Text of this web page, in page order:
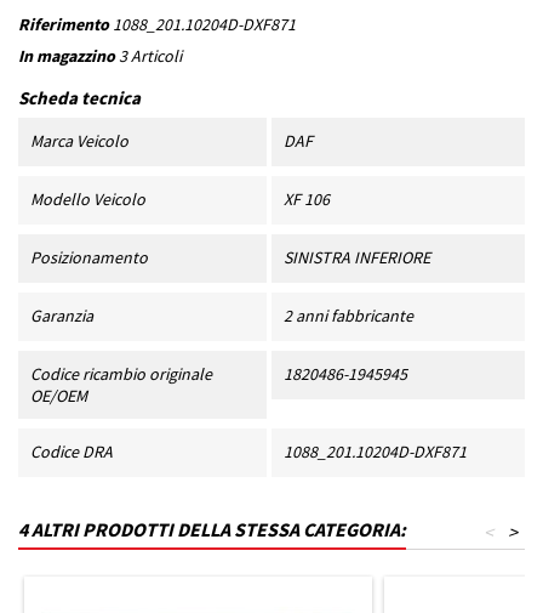
Riferimento 1088_201.10204D-DXF871
In magazzino 3 Articoli
Scheda tecnica
Marca Veicolo DAF
Modello Veicolo XF 106
Posizionamento SINISTRA INFERIORE
Garanzia 2 anni fabbricante
Codice ricambio originale
OE/OEM
1820486-1945945
Codice DRA 1088_201.10204D-DXF871
4 ALTRI PRODOTTI DELLA STESSA CATEGORIA: >
<